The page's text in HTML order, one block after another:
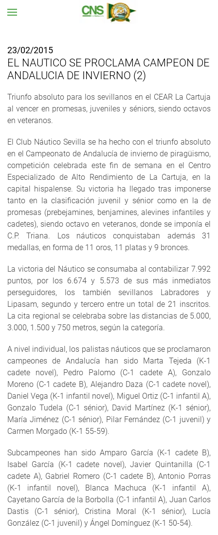
23/02/2015
EL NAUTICO SE PROCLAMA CAMPEON DE
ANDALUCIA DE INVIERNO (2)
Triunfo absoluto para los sevillanos en el CEAR La Cartuja
al vencer en promesas, juveniles y séniors, siendo octavos
en veteranos.
El Club Náutico Sevilla se ha hecho con el triunfo absoluto
en el Campeonato de Andalucía de invierno de piragüismo,
competición celebrada este fin de semana en el Centro
Especializado de Alto Rendimiento de La Cartuja, en la
capital hispalense. Su victoria ha llegado tras imponerse
tanto en la clasificación juvenil y sénior como en la de
promesas (prebejamines, benjamines, alevines infantiles y
cadetes), siendo octavo en veteranos, donde se imponía el
C.P. Triana. Los náuticos conquistaban además 31
medallas, en forma de 11 oros, 11 platas y 9 bronces.
La victoria del Náutico se consumaba al contabilizar 7.992
puntos, por los 6.674 y 5.573 de sus más inmediatos
perseguidores, los también sevillanos Labradores y
Lipasam, segundo y tercero entre un total de 21 inscritos.
La cita regional se celebraba sobre las distancias de 5.000,
3.000, 1.500 y 750 metros, según la categoría.
A nivel individual, los palistas náuticos que se proclamaron
campeones de Andalucía han sido Marta Tejeda (K-1
cadete novel), Pedro Palomo (C-1 cadete A), Gonzalo
Moreno (C-1 cadete B), Alejandro Daza (C-1 cadete novel),
Daniel Vega (K-1 infantil novel), Miguel Ortiz (C-1 infantil A),
Gonzalo Tudela (C-1 sénior), David Martínez (K-1 sénior),
María Jiménez (C-1 sénior), Pilar Fernández (C-1 juvenil) y
Carmen Morgado (K-1 55-59).
Subcampeones han sido Amparo García (K-1 cadete B),
Isabel García (K-1 cadete novel), Javier Quintanilla (C-1
cadete A), Gabriel Romero (C-1 cadete B), Antonio Porras
(K-1 infantil novel), Blanca Machuca (K-1 infantil A),
Cayetano García de la Borbolla (C-1 infantil A), Juan Carlos
Dastis (C-1 sénior), Cristina Moral (K-1 sénior), Lucía
González (C-1 juvenil) y Ángel Domínguez (K-1 50-54).